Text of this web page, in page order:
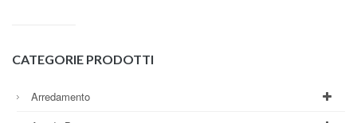
CATEGORIE PRODOTTI
Arredamento